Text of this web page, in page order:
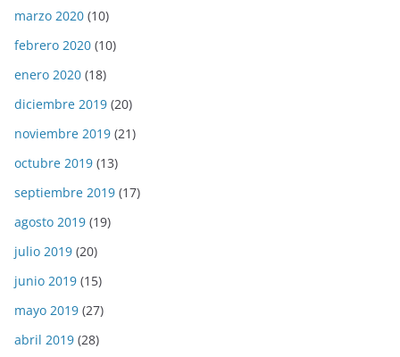
marzo 2020 (10)
febrero 2020 (10)
enero 2020 (18)
diciembre 2019 (20)
noviembre 2019 (21)
octubre 2019 (13)
septiembre 2019 (17)
agosto 2019 (19)
julio 2019 (20)
junio 2019 (15)
mayo 2019 (27)
abril 2019 (28)